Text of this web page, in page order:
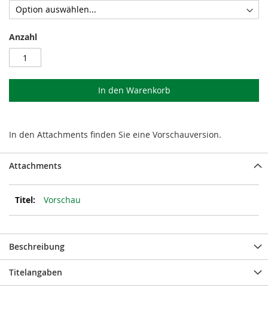
Anzahl
In den Warenkorb
In den Attachments finden Sie eine Vorschauversion.
Attachments
Vorschau
Beschreibung
Titelangaben